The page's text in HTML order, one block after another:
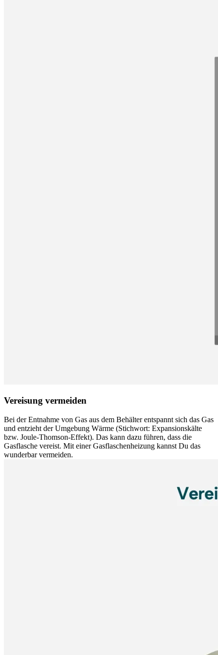
Vereisung vermeiden
Bei der Entnahme von Gas aus dem Behälter entspannt sich das Gas
und entzieht der Umgebung Wärme (Stichwort: Expansionskälte
bzw. Joule-Thomson-Effekt). Das kann dazu führen, dass die
Gasflasche vereist. Mit einer Gasflaschenheizung kannst Du das
wunderbar vermeiden.